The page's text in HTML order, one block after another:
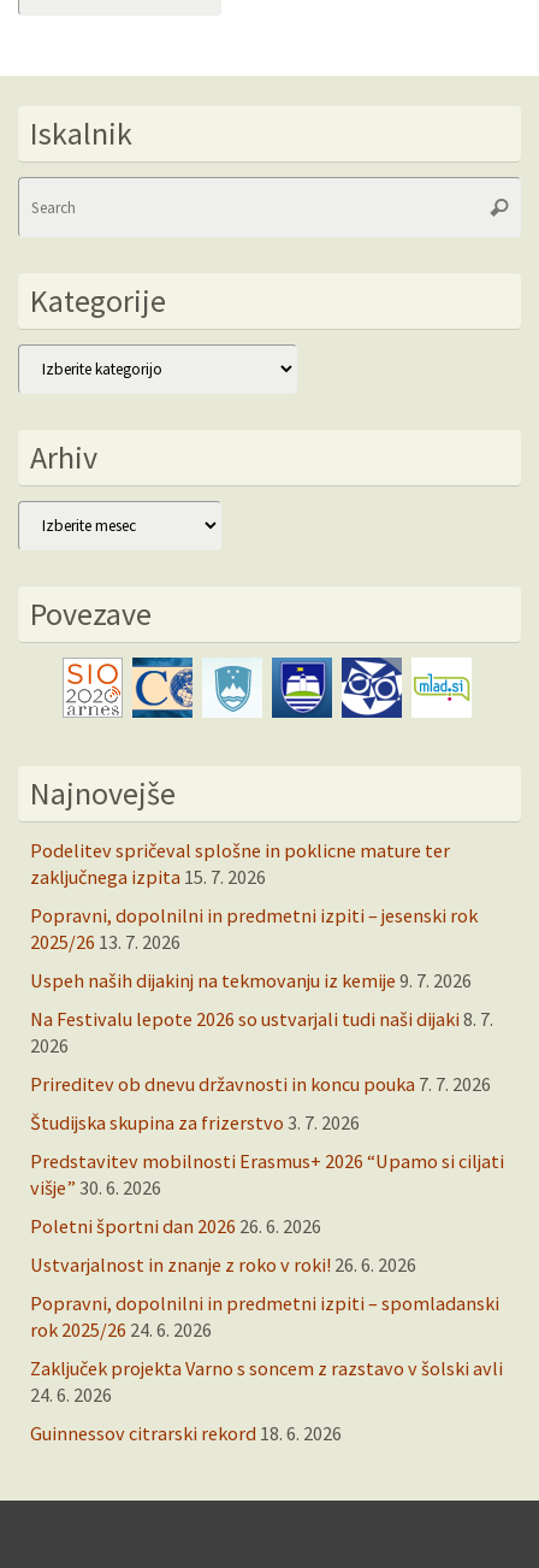
Iskalnik
Kategorije
Kategorije
Arhiv
Arhiv
Povezave
Najnovejše
Podelitev spričeval splošne in poklicne mature ter
zaključnega izpita 15. 7. 2026
Popravni, dopolnilni in predmetni izpiti – jesenski rok
2025/26 13. 7. 2026
Uspeh naših dijakinj na tekmovanju iz kemije 9. 7. 2026
Na Festivalu lepote 2026 so ustvarjali tudi naši dijaki 8. 7.
2026
Prireditev ob dnevu državnosti in koncu pouka 7. 7. 2026
Študijska skupina za frizerstvo 3. 7. 2026
Predstavitev mobilnosti Erasmus+ 2026 “Upamo si ciljati
višje” 30. 6. 2026
Poletni športni dan 2026 26. 6. 2026
Ustvarjalnost in znanje z roko v roki! 26. 6. 2026
Popravni, dopolnilni in predmetni izpiti – spomladanski
rok 2025/26 24. 6. 2026
Zaključek projekta Varno s soncem z razstavo v šolski avli
24. 6. 2026
Guinnessov citrarski rekord 18. 6. 2026